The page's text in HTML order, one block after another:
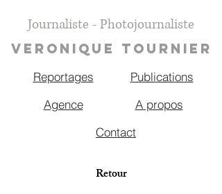
Journaliste - Photojournaliste
VERONIQUE TOURNIER
Reportages
Publications
Agence
A propos
Contact
Retour